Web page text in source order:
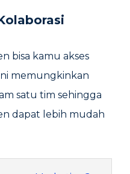
bisa kamu akses
memungkinkan
satu tim sehingga
dapat lebih mudah